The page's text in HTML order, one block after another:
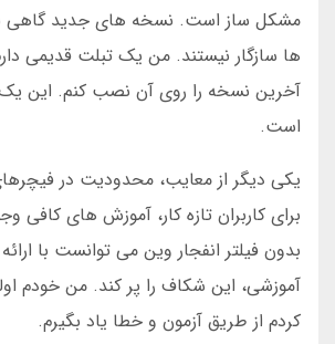
مشکل ساز است. نسخه های جدید گاهی
ها سازگار نیستند. من یک تبلت قدیمی
آخرین نسخه را روی آن نصب کنم. این
است.
یکی دیگر از معایب، محدودیت در
برای کاربران تازه کار، آموزش های کافی
بدون فیلتر انفجار وین می توانست با
آموزشی، این شکاف را پر کند. من خودم
کردم از طریق آزمون و خطا یاد بگیرم.